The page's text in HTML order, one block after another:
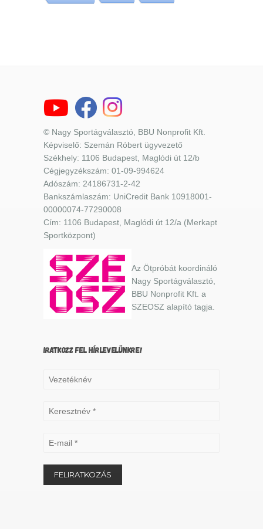
© Nagy Sportágválasztó, BBU Nonprofit Kft.
Képviselő: Szemán Róbert ügyvezető
Székhely: 1106 Budapest, Maglódi út 12/b
Cégjegyzékszám: 01-09-994624
Adószám: 24186731-2-42
Bankszámlaszám: UniCredit Bank 10918001-
00000074-77290008
Cím: 1106 Budapest, Maglódi út 12/a (Merkapt
Sportközpont)
Az Ötpróbát koordináló
Nagy Sportágválasztó,
BBU Nonprofit Kft. a
SZEOSZ alapító tagja.
IRATKOZZ FEL HÍRLEVELÜNKRE!